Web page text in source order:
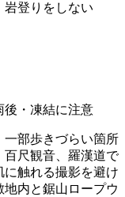
岩登りをしない
後・凍結に注意
一部歩きづらい箇所
百尺観音、羅漢道で
触れる撮影を避け
内と鋸山ロープウ